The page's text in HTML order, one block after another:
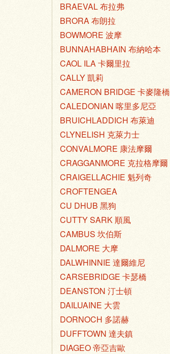
BRAEVAL 布拉弗
BRORA 布朗拉
BOWMORE 波摩
BUNNAHABHAIN 布納哈本
CAOL ILA 卡爾里拉
CALLY 凱莉
CAMERON BRIDGE 卡麥隆橋
CALEDONIAN 喀里多尼亞
BRUICHLADDICH 布萊迪
CLYNELISH 克萊力士
CONVALMORE 康法摩爾
CRAGGANMORE 克拉格摩爾
CRAIGELLACHIE 魁列奇
CROFTENGEA
CU DHUB 黑狗
CUTTY SARK 順風
CAMBUS 坎伯斯
DALMORE 大摩
DALWHINNIE 達爾維尼
CARSEBRIDGE 卡瑟橋
DEANSTON 汀士頓
DAILUAINE 大雲
DORNOCH 多諾赫
DUFFTOWN 達夫鎮
DIAGEO 帝亞吉歐